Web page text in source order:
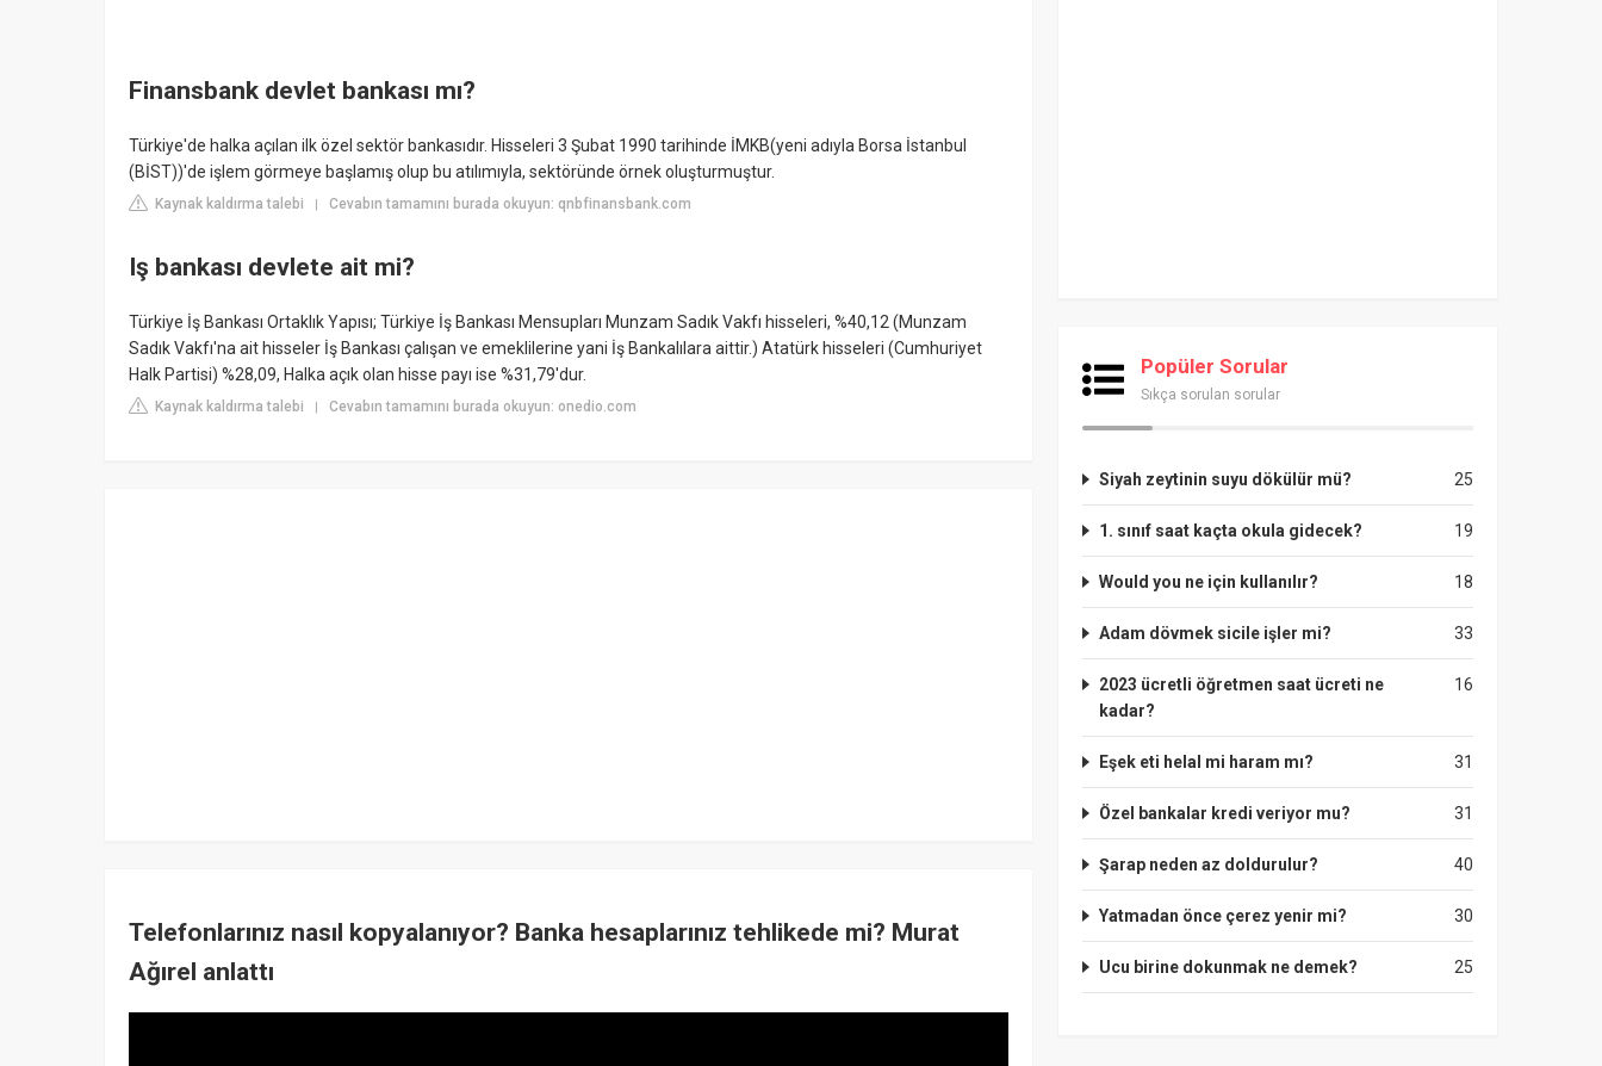
Finansbank devlet bankası mı?
Türkiye'de halka açılan ilk özel sektör bankasıdır. Hisseleri 3 Şubat 1990 tarihinde İMKB(yeni adıyla Borsa İstanbul
(BİST))'de işlem görmeye başlamış olup bu atılımıyla, sektöründe örnek oluşturmuştur.
Kaynak kaldırma talebi | Cevabın tamamını burada okuyun: qnbfinansbank.com
Iş bankası devlete ait mi?
Türkiye İş Bankası Ortaklık Yapısı; Türkiye İş Bankası Mensupları Munzam Sadık Vakfı hisseleri, %40,12 (Munzam
Sadık Vakfı'na ait hisseler İş Bankası çalışan ve emeklilerine yani İş Bankalılara aittir.) Atatürk hisseleri (Cumhuriyet
Halk Partisi) %28,09, Halka açık olan hisse payı ise %31,79'dur.
Kaynak kaldırma talebi | Cevabın tamamını burada okuyun: onedio.com
Telefonlarınız nasıl kopyalanıyor? Banka hesaplarınız tehlikede mi? Murat
Ağırel anlattı
Popüler Sorular
Sıkça sorulan sorular
25
Siyah zeytinin suyu dökülür mü?
19
1. sınıf saat kaçta okula gidecek?
18
Would you ne için kullanılır?
33
Adam dövmek sicile işler mi?
16
2023 ücretli öğretmen saat ücreti ne
kadar?
31
Eşek eti helal mi haram mı?
31
Özel bankalar kredi veriyor mu?
40
Şarap neden az doldurulur?
30
Yatmadan önce çerez yenir mi?
25
Ucu birine dokunmak ne demek?